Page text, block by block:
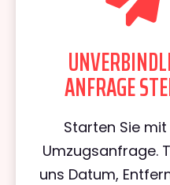
ANFRAGE
Starten Sie
Umzugsanfrage.
uns Datum,